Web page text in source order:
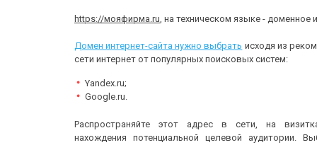
https://мояфирма.ru , на техническом языке - доменное
Домен интернет-сайта нужно выбрать исходя из
сети интернет от популярных поисковых систем:
Yandex.ru;
Google.ru.
Распространяйте этот адрес в сети, на
нахождения потенциальной целевой аудитории.